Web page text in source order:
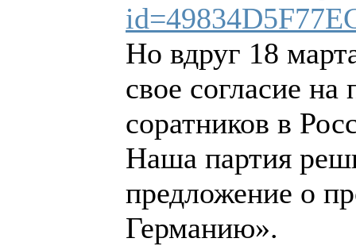
Но вдруг 18
свое согласие
соратников в
Наша партия
предложение о
Германию».